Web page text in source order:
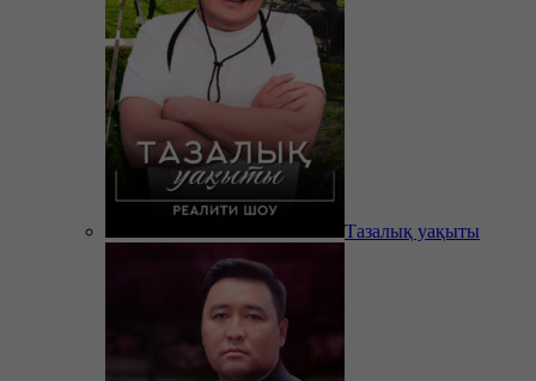
Тазалық уақыты